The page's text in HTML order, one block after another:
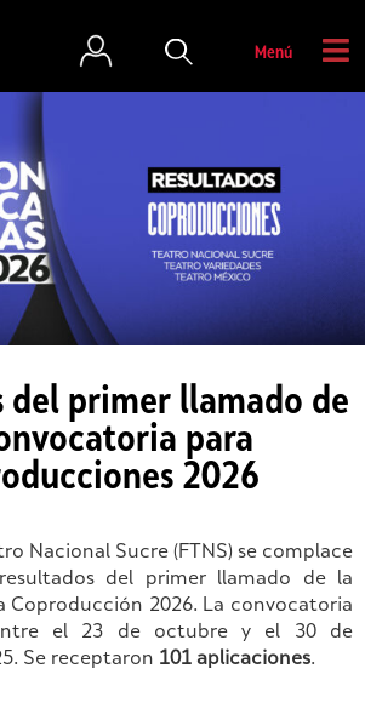
Menú
del primer llamado de
para
2026
Nacional Sucre (FTNS) se complace
del primer llamado de la
Coproducción 2026. La convocatoria
el 23 de octubre y el 30 de
Se receptaron 101 aplicaciones.